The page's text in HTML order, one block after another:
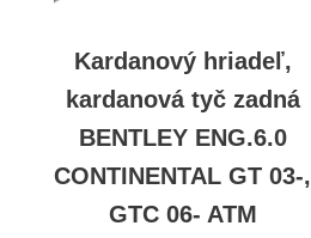
Kardanový hriadeľ,
kardanová tyč zadná
BENTLEY ENG.6.0
CONTINENTAL GT 03-,
GTC 06- ATM